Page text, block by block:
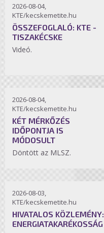
2026-08-04,
KTE/kecskemetite.hu
ÖSSZEFOGLALÓ: KTE -
TISZAKÉCSKE
Videó.
2026-08-04,
KTE/kecskemetite.hu
KÉT MÉRKŐZÉS
IDŐPONTJA IS
MÓDOSULT
Döntött az MLSZ.
2026-08-03,
KTE/kecskemetite.hu
HIVATALOS KÖZLEMÉNY:
ENERGIATAKARÉKOSSÁG